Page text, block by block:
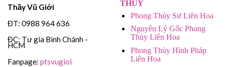
Thầy Vũ Giới
ĐT: 0988 964 636
ĐC: Tư gia Bình Chánh -
HCM
Fanpage: ptsvugioi
THỦY
Phong Thủy Sư Liên Hoa
Nguyên Lý Gốc Phong
Thủy Liên Hoa
Phong Thủy Hình Pháp
Liên Hoa